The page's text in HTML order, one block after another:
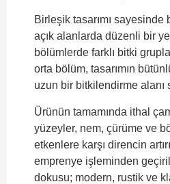
Birleşik tasarımı
açık alanlarda düzenli bir
bölümlerde farklı bitki
orta bölüm, tasarımın
uzun bir bitkilendirme alanı
Ürünün tamamında ithal
yüzeyler, nem, çürüme ve
etkenlere karşı direncin
emprenye işleminden
dokusu; modern, rustik ve